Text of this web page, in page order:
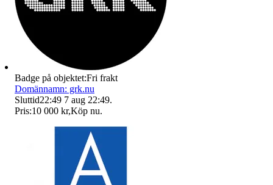
Badge på objektet:Fri frakt
Domännamn: grk.nu
Sluttid22:49 7 aug 22:49.
Pris:10 000 kr,Köp nu.